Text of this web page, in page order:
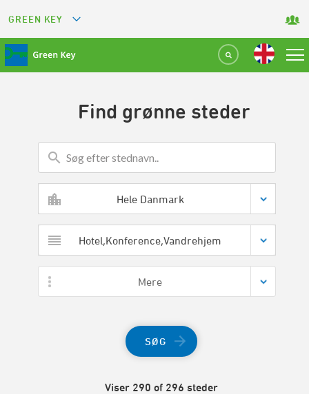
GREEN KEY
GREEN RESTAURANT
GREEN SPORT FACILITY
GREEN CAMPING
GREEN ATTRACTION
Find grønne steder
Hele Danmark
Hotel,Konference,Vandrehjem
Mere
SØG
Viser 290 of 296 steder